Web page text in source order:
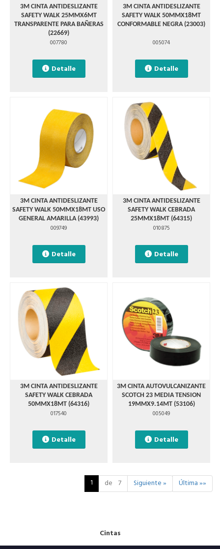
3M CINTA ANTIDESLIZANTE
SAFETY WALK 25MMX6MT
TRANSPARENTE PARA BAÑERAS
(22669)
007780
Detalle
3M CINTA ANTIDESLIZANTE
SAFETY WALK 50MMX18MT
CONFORMABLE NEGRA (23003)
005074
Detalle
3M CINTA ANTIDESLIZANTE
SAFETY WALK 50MMX18MT USO
GENERAL AMARILLA (43993)
009749
Detalle
3M CINTA ANTIDESLIZANTE
SAFETY WALK CEBRADA
25MMX18MT (64315)
010875
Detalle
3M CINTA ANTIDESLIZANTE
SAFETY WALK CEBRADA
50MMX18MT (64316)
017540
Detalle
3M CINTA AUTOVULCANIZANTE
SCOTCH 23 MEDIA TENSION
19MMX9.14MT (53106)
005049
Detalle
1 de 7 Siguiente » Última »»
Cintas